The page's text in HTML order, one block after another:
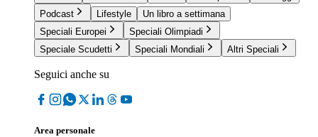
Podcast
Lifestyle
Un libro a settimana
Speciali Europei
Speciali Olimpiadi
Speciale Scudetti
Speciali Mondiali Altri Speciali
Seguici anche su
Area personale